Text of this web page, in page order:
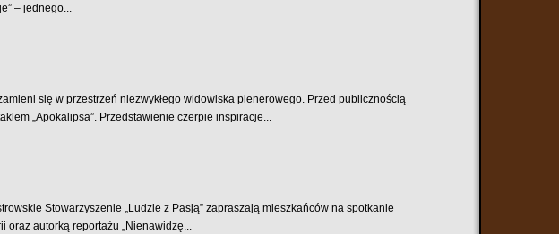
– jednego...
się w przestrzeń niezwykłego widowiska plenerowego. Przed publicznością
„Apokalipsa”. Przedstawienie czerpie inspiracje...
Stowarzyszenie „Ludzie z Pasją” zapraszają mieszkańców na spotkanie
oraz autorką reportażu „Nienawidzę...